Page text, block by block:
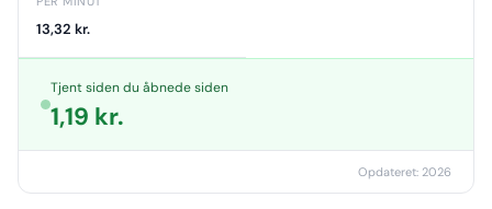
13,32 kr.
Tjent siden du åbnede siden
1,35 kr.
Opdateret: 2026